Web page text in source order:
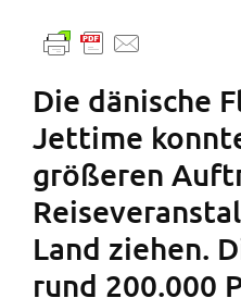
Die dänische
Jettime
größeren
Land ziehen.
rund 200.000